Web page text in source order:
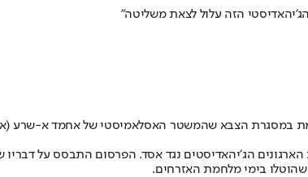
הזה עלול לצאת משליטה"
במסגרת הצבא שהמשטר האסלאמיסטי של אחמד א-שרע
הג׳יהאדיסטים נגד אסד. הפרסום התבסס על דבריו
בימי מלחמת האזרחים.